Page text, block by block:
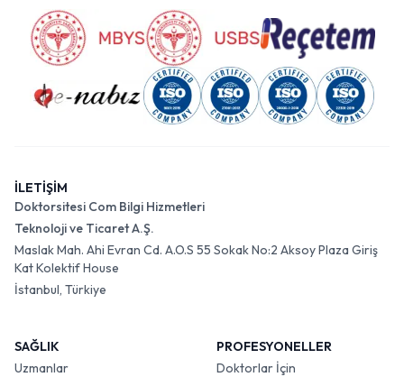
İLETİŞİM
Doktorsitesi Com Bilgi Hizmetleri
Teknoloji ve Ticaret A.Ş.
Maslak Mah. Ahi Evran Cd. A.O.S 55 Sokak No:2 Aksoy Plaza Giriş
Kat Kolektif House
İstanbul, Türkiye
SAĞLIK
Uzmanlar
PROFESYONELLER
Doktorlar İçin